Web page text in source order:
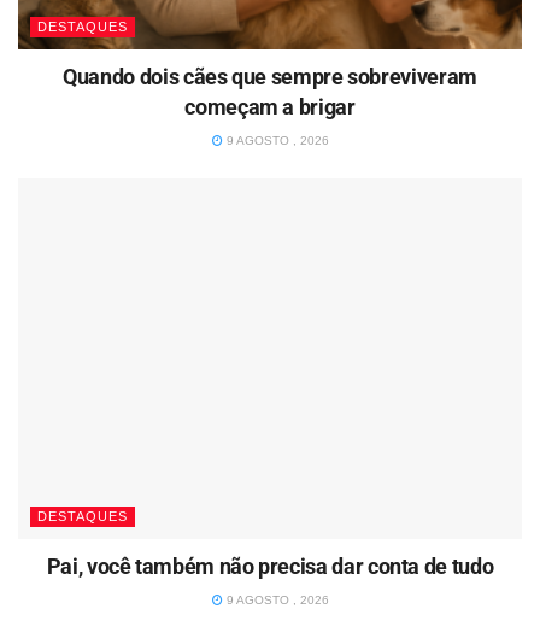
DESTAQUES
Quando dois cães que sempre sobreviveram
começam a brigar
9 AGOSTO , 2026
DESTAQUES
Pai, você também não precisa dar conta de tudo
9 AGOSTO , 2026